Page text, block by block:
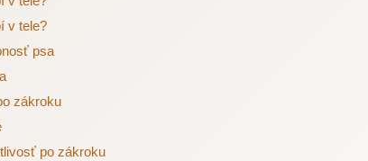
v tele?
psa
zákroku
po zákroku